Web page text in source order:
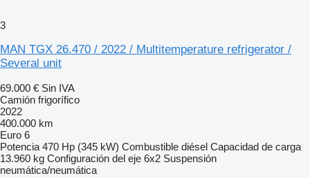
3
MAN TGX 26.470 / 2022 / Multitemperature refrigerator /
Several unit
69.000 € Sin IVA
Camión frigorífico
2022
400.000 km
Euro 6
Potencia 470 Hp (345 kW) Combustible diésel Capacidad de carga
13.960 kg Configuración del eje 6x2 Suspensión
neumática/neumática